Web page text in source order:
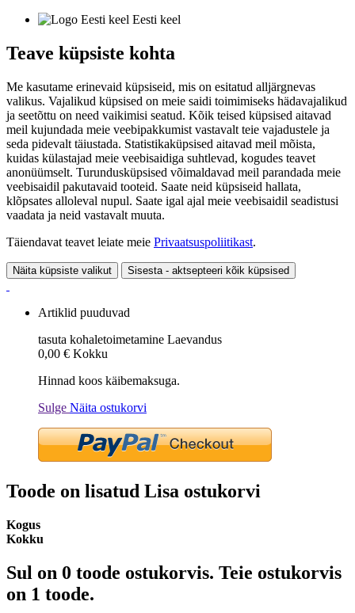
Eesti keel
Teave küpsiste kohta
Me kasutame erinevaid küpsiseid, mis on esitatud alljärgnevas
valikus. Vajalikud küpsised on meie saidi toimimiseks hädavajalikud
ja seetõttu on need vaikimisi seatud. Kõik teised küpsised aitavad
meil kujundada meie veebipakkumist vastavalt teie vajadustele ja
seda pidevalt täiustada. Statistikaküpsised aitavad meil mõista,
kuidas külastajad meie veebisaidiga suhtlevad, kogudes teavet
anonüümselt. Turundusküpsised võimaldavad meil parandada meie
veebisaidil pakutavaid tooteid. Saate neid küpsiseid hallata,
klõpsates alloleval nupul. Saate igal ajal meie veebisaidil seadistusi
vaadata ja neid vastavalt muuta.
Täiendavat teavet leiate meie Privaatsuspoliitikast.
Näita küpsiste valikut Sisesta - aktsepteeri kõik küpsised
Artiklid puuduvad
tasuta kohaletoimetamine Laevandus
0,00 € Kokku
Hinnad koos käibemaksuga.
Sulge Näita ostukorvi
Toode on lisatud Lisa ostukorvi
Kogus
Kokku
Sul on 0 toode ostukorvis. Teie ostukorvis
on 1 toode.